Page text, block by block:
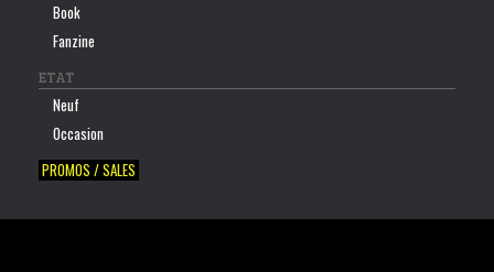
Book
Fanzine
ETAT
Neuf
Occasion
PROMOS / SALES